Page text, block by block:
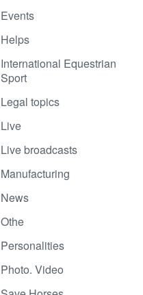
Events
Helps
International Equestrian
Sport
Legal topics
Live
Live broadcasts
Manufacturing
News
Othe
Personalities
Photo. Video